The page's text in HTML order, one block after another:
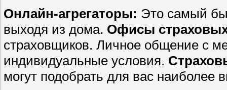
Онлайн-агрегаторы: Это самый
выходя из дома. Офисы
страховщиков. Личное общение с
индивидуальные условия.
могут подобрать для вас наиболее